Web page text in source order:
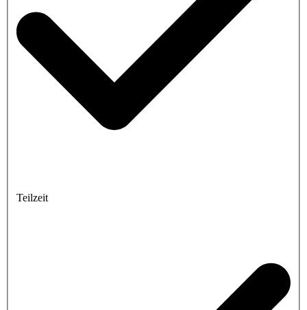
Teilzeit